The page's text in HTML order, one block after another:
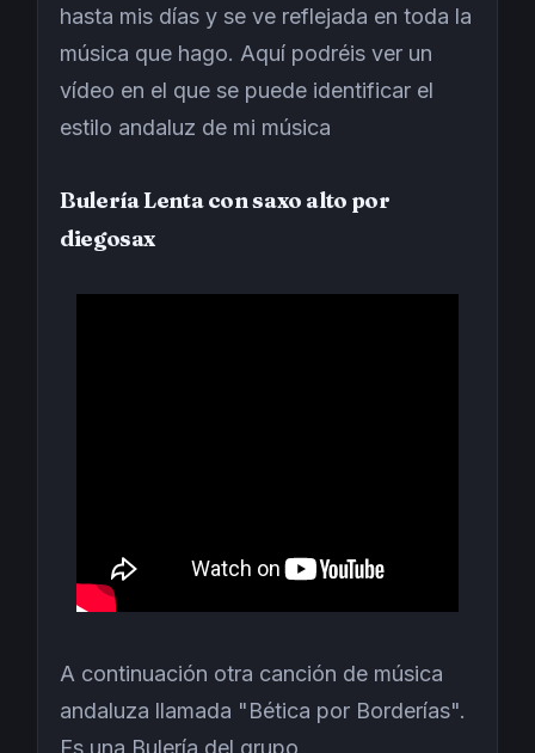
hasta mis días y se ve reflejada en toda la
música que hago. Aquí podréis ver un
vídeo en el que se puede identificar el
estilo andaluz de mi música
Bulería Lenta con saxo alto por
diegosax
A continuación otra canción de música
andaluza llamada "Bética por Borderías".
Es una Bulería del grupo